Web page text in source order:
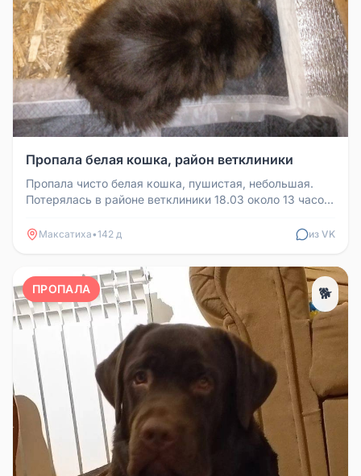
Пропала белая кошка, район ветклиники
Пропала чисто белая кошка, пушистая, небольшая.
Потерялась в районе ветклиники 18.03 около 13 часов.
Максатиха•142 д из VK
ПРОПАЛА 🐕